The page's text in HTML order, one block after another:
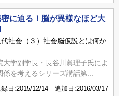
に迫る！脳が異様なほど大
社会（３）社会脳仮説とは何か
学副学長・長谷川眞理子氏によ
を考えるシリーズ講話第...
録日:2015/12/14 追加日:2016/03/17